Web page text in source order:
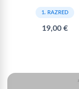
1. RAZRED
19,00 €